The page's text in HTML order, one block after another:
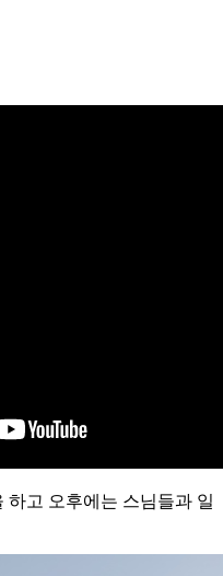
하고 오후에는 스님들과 일